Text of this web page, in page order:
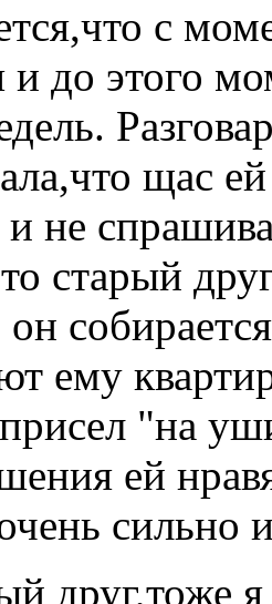
с
и до этого
щас
и не
старый
ему
"на
ей
сильно
друг,тоже